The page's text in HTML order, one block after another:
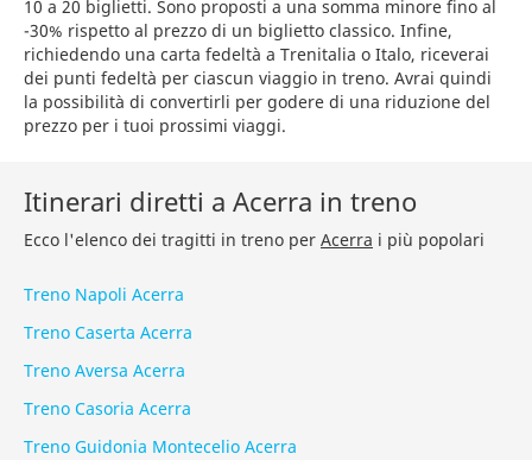
10 a 20 biglietti. Sono proposti a una somma minore fino al
-30% rispetto al prezzo di un biglietto classico. Infine,
richiedendo una carta fedeltà a Trenitalia o Italo, riceverai
dei punti fedeltà per ciascun viaggio in treno. Avrai quindi
la possibilità di convertirli per godere di una riduzione del
prezzo per i tuoi prossimi viaggi.
Itinerari diretti a Acerra in treno
Ecco l'elenco dei tragitti in treno per Acerra i più popolari
Treno Napoli Acerra
Treno Caserta Acerra
Treno Aversa Acerra
Treno Casoria Acerra
Treno Guidonia Montecelio Acerra